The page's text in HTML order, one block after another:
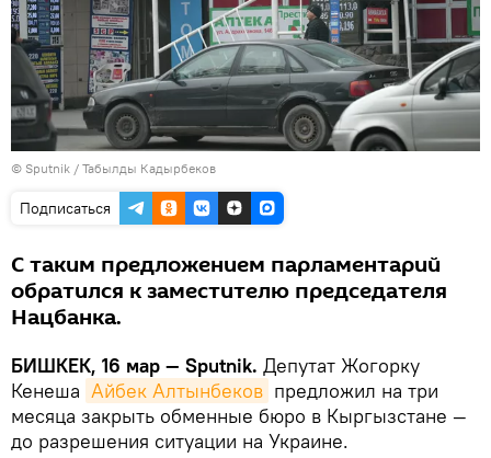
© Sputnik / Табылды Кадырбеков
Подписаться
С таким предложением парламентарий
обратился к заместителю председателя
Нацбанка.
БИШКЕК, 16 мар — Sputnik. Депутат Жогорку
Кенеша Айбек Алтынбеков предложил на три
месяца закрыть обменные бюро в Кыргызстане —
до разрешения ситуации на Украине.